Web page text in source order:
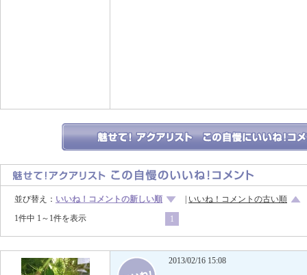
並び替え： いいね！コメントの新しい順
いいね！コメントの古い順
1件中 1～1件を表示
1
2013/02/16 15:08